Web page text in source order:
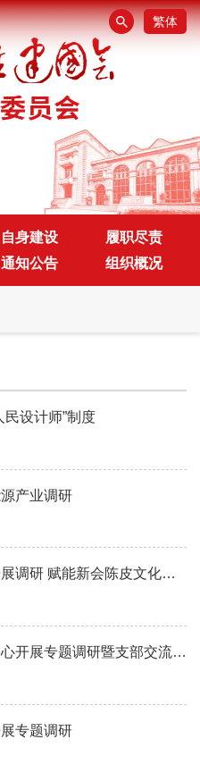
繁体
自身建设
履职尽责
通知公告 组织概况